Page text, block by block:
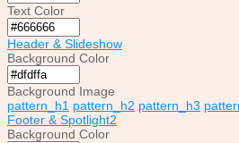
Text Color
Header & Slideshow
Background Color
Background Image
pattern_h1 pattern_h2 pattern_h3
Footer & Spotlight2
Background Color